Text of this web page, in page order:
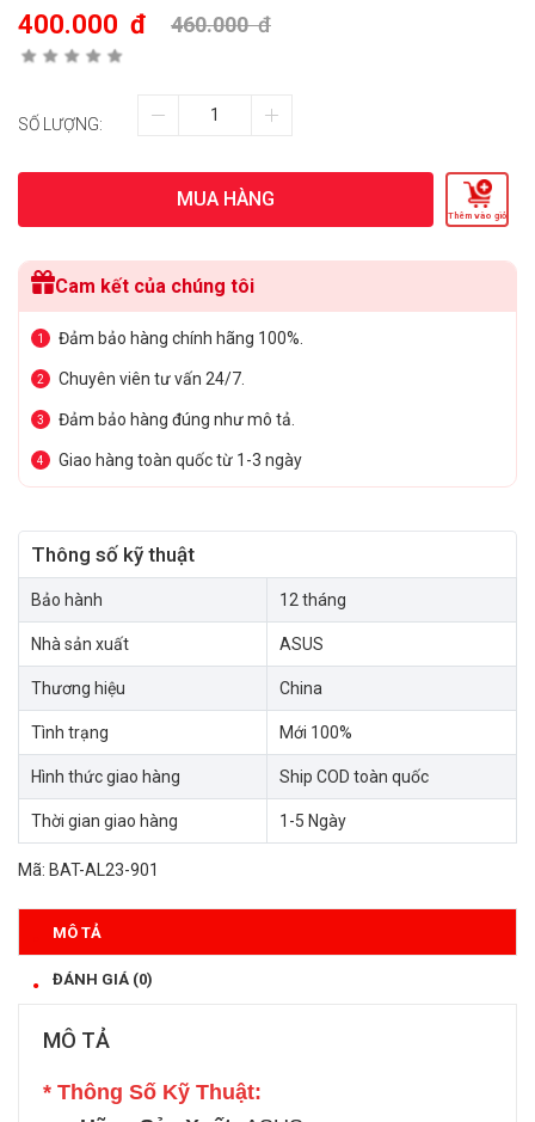
400.000 đ 460.000đ
SỐ LƯỢNG:
MUA HÀNG
Thêm vào giỏ
Cam kết của chúng tôi
1 Đảm bảo hàng chính hãng 100%.
2 Chuyên viên tư vấn 24/7.
3 Đảm bảo hàng đúng như mô tả.
4 Giao hàng toàn quốc từ 1-3 ngày
Thông số kỹ thuật
Bảo hành 12 tháng
Nhà sản xuất ASUS
Thương hiệu China
Tình trạng Mới 100%
Hình thức giao hàng Ship COD toàn quốc
Thời gian giao hàng 1-5 Ngày
Mã: BAT-AL23-901
MÔ TẢ
ĐÁNH GIÁ (0)
MÔ TẢ
* Thông Số Kỹ Thuật: